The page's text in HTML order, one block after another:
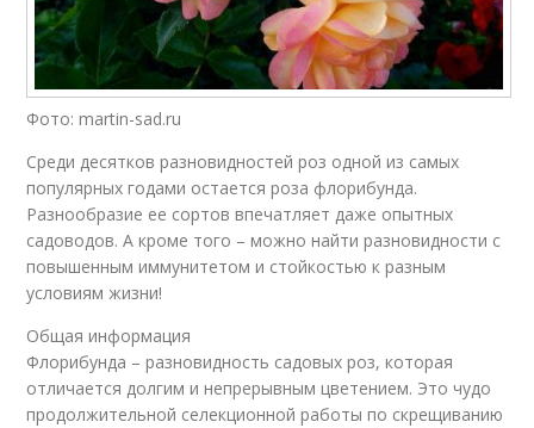
Фото: martin-sad.ru
Среди десятков разновидностей роз одной из самых
популярных годами остается роза флорибунда.
Разнообразие ее сортов впечатляет даже опытных
садоводов. А кроме того – можно найти разновидности с
повышенным иммунитетом и стойкостью к разным
условиям жизни!
Общая информация
Флорибунда – разновидность садовых роз, которая
отличается долгим и непрерывным цветением. Это чудо
продолжительной селекционной работы по скрещиванию